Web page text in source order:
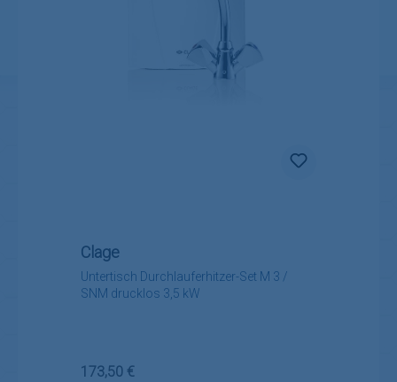
Untertisch Durchlauferhitzer-Set M 3 /
SNM drucklos 3,5 kW
Clage
Regulärer Preis:
173,50 €